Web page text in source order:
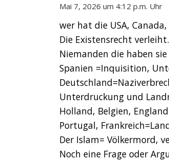
Mai 7, 2026 um 4:12 p.m. Uhr
wer hat die USA,
Die Existensrecht verleiht.
Niemanden die haben
Spanien =Inquisition,
Unterdruckung und
Holland, Belgien,
Portugal,
Der Islam= Völkermord,
Noch eine Frage oder